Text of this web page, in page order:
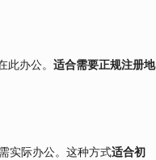
办公。 适合需要正规注册地
实际办公。这种方式适合初